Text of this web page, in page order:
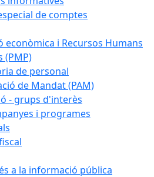
de comptes
econòmica i Recursos Humans
(PMP)
de personal
de Mandat (PAM)
- grups d'interès
i programes
a la informació pública